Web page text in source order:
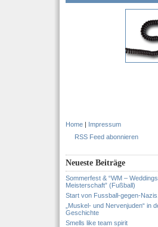
Home | Impressum
RSS Feed abonnieren
Neueste Beiträge
Sommerfest & “WM – Weddings
Meisterschaft” (Fußball)
Start von Fussball-gegen-
„Muskel- und Nervenjuden“ in
Geschichte
Smells like team spirit